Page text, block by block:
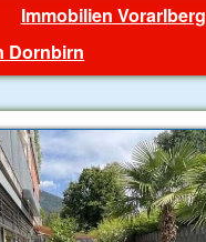
Immobilien Vorarlberg
Dornbirn